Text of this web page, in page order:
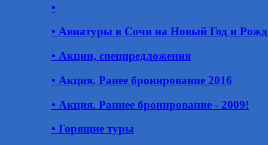
•
• Авиатуры в Сочи на Новый Год и
• Акции, спецпредложения
• Акция. Ранее бронирование 2016
• Акция. Раннее бронирование - 2009!
• Горящие туры